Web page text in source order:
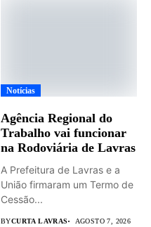
Notícias
Agência Regional do
Trabalho vai funcionar
na Rodoviária de Lavras
A Prefeitura de Lavras e a
União firmaram um Termo de
Cessão...
BYCURTA LAVRAS AGOSTO 7, 2026